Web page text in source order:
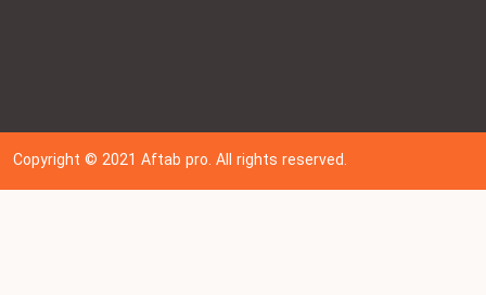
Copyright © 202 1Aftab pro. All rights reserved.